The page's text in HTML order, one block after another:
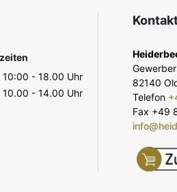
10:00 - 18.00 Uhr
10.00 - 14.00 Uhr
82140
Telefon
Fax +49